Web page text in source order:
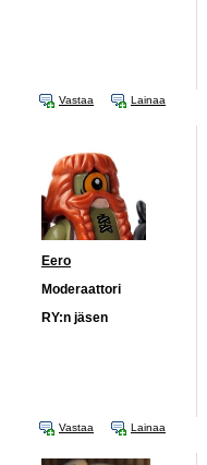
Vastaa Lainaa
Eero
Moderaattori
RY:n jäsen
Vastaa Lainaa